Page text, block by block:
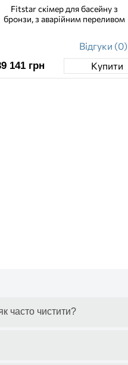
Fitstar скімер для басейну з
бронзи, з аварійним переливом
Відгуки (0)
141 грн Купити
часто чистити?